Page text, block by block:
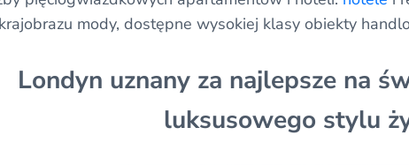
mody, dostępne wysokiej klasy obiekty
Londyn uznany za najlepsze na
luksusowego stylu